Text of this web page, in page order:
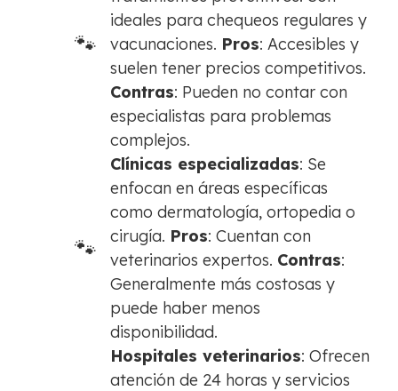
ideales para chequeos regulares y
vacunaciones. Pros: Accesibles y
suelen tener precios competitivos.
Contras: Pueden no contar con
especialistas para problemas
complejos.
Clínicas especializadas: Se
enfocan en áreas específicas
como dermatología, ortopedia o
cirugía. Pros: Cuentan con
veterinarios expertos. Contras:
Generalmente más costosas y
puede haber menos
disponibilidad.
Hospitales veterinarios: Ofrecen
atención de 24 horas y servicios